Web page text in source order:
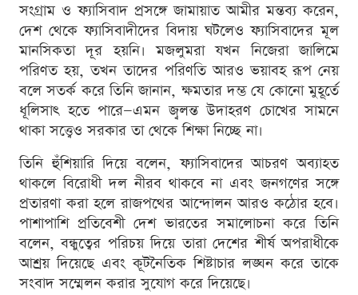
সংগ্রাম ও ফ্যাসিবাদ প্রসঙ্গে জামায়াত আমীর মন্তব্য করেন,
দেশ থেকে ফ্যাসিবাদীদের বিদায় ঘটলেও ফ্যাসিবাদের মূল
মানসিকতা দূর হয়নি। মজলুমরা যখন নিজেরা জালিমে
পরিণত হয়, তখন তাদের পরিণতি আরও ভয়াবহ রূপ নেয়
বলে সতর্ক করে তিনি জানান, ক্ষমতার দম্ভ যে কোনো মুহূর্তে
ধূলিসাৎ হতে পারে—এমন জ্বলন্ত উদাহরণ চোখের সামনে
থাকা সত্ত্বেও সরকার তা থেকে শিক্ষা নিচ্ছে না।
তিনি হুঁশিয়ারি দিয়ে বলেন, ফ্যাসিবাদের আচরণ অব্যাহত
থাকলে বিরোধী দল নীরব থাকবে না এবং জনগণের সঙ্গে
প্রতারণা করা হলে রাজপথের আন্দোলন আরও কঠোর হবে।
পাশাপাশি প্রতিবেশী দেশ ভারতের সমালোচনা করে তিনি
বলেন, বন্ধুত্বের পরিচয় দিয়ে তারা দেশের শীর্ষ অপরাধীকে
আশ্রয় দিয়েছে এবং কূটনৈতিক শিষ্টাচার লঙ্ঘন করে তাকে
সংবাদ সম্মেলন করার সুযোগ করে দিয়েছে।